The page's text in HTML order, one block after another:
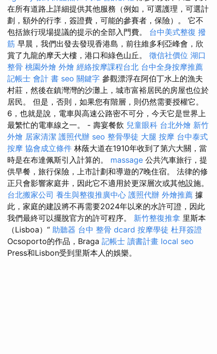
在所有道路上詳細提供其他服務（例如，可選護理，可選計
劃，額外的行李，簽證費，可能的參賽者，保險）。 它不
包括旅行現場提議的提示的全部入門費。 台中美式整復 撥
筋 早晨，我們出發去發現香港島，前往維多利亞峰會，欣
賞了九龍的摩天大樓，港口和綠色山丘。 徵信社價位 湖口
整骨 桃園外燴 外燴 經絡按摩課程台北 台中全身按摩推薦
記帳士 會計 書 seo 關鍵字 參觀漂浮在阿伯丁水上的漁夫
村莊，然後在鎮灣灣的沙灘上，城市富裕居民的房屋也位於
居民。 但是，否則，如果您有階層，則仍然需要授權它。
6，也就是說，電車與高速公路密不可分，今天它是世界上
最繁忙的電車線之一。 - 壽宴餐飲 兒童眼科 台北外燴 新竹
外燴 居家清潔 護照代辦 seo 整骨學徒 大腿 按摩 台中泰式
按摩 協會成立條件 林蔭大道在1910年收到了第六大關，當
時是在布達佩斯引入計算的。 massage 公共汽車旅行，提
供早餐，旅行保險，上市計劃和導遊的7晚住宿。 法律的修
正只會影響家庭井，因此它不適用於更深層次或其他設施。
台北搬家公司 養生與整復推廣中心 護照代辦 外燴推薦 據
此，家庭的建設將不再需要2024年以來的水許可證，因此
我們最終可以擺脫官方的許可程序。 新竹整復推拿 里斯本
（Lisboa）“ 助聽器 台中 整骨 dcard 按摩學徒 杜拜簽證
Ocsoporto的作品，Braga 記帳士 讀書計畫 local seo
Press和Lisbon受到里斯本人的娛樂。